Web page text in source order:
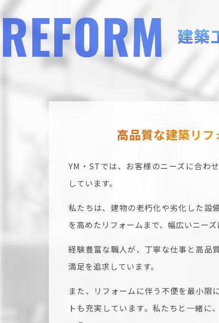
REFORM 建築
高品質な建築リ
YM・STでは、お客様のニーズに合わ
しています。
私たちは、建物の老朽化や劣化した設
を高めたリフォームまで、幅広いニー
経験豊富な職人が、丁寧な仕事と高品
満足を追求しています。
また、リフォームに伴う不便を最小限
トも充実しています。私たちと一緒に